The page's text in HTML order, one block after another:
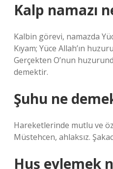
Kalp namazı
Kalbin görevi, namazda
Kıyam; Yüce Allah’ın
Gerçekten O’nun
demektir.
Şuhu ne
Hareketlerinde mutlu ve
Müstehcen, ahlaksız.
Huş eylemek